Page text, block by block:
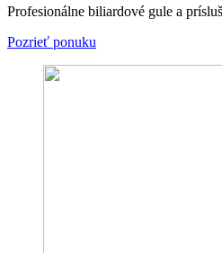
Profesionálne biliardové gule a
Pozrieť ponuku